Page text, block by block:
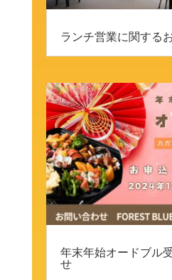
ランチ営業に関する
年末年始オードブル
せ